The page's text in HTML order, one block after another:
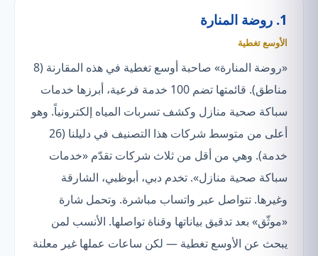
1. روضة المنارة
الأوسع تغطية
«روضة المنارة» صاحبة أوسع تغطية في هذه المقارنة (8
مناطق). قائمتها تضم 100 خدمة فرعية، أبرزها خدمات
سباكة صحية منازل وكشف تسربات المياه إلكترونياً. وهو
أعلى من متوسط شركات هذا التصنيف في دليلنا (26
خدمة). وهي من أقل من ثلاث شركات تقدّم «خدمات
سباكة صحية منازل». تخدم دبي، أبوظبي، الشارقة
وغيرها. تتواصل عبر واتساب مباشرة. وتحمل شارة
«موثّق» بعد تدقيق بياناتها وقناة تواصلها. الأنسب لمن
يبحث عن الأوسع تغطية — لكن ساعات عملها غير معلنة